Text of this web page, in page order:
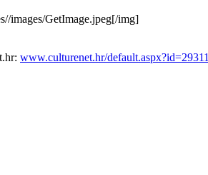
images/GetImage.jpeg[/img]
www.culturenet.hr/default.aspx?id=29311